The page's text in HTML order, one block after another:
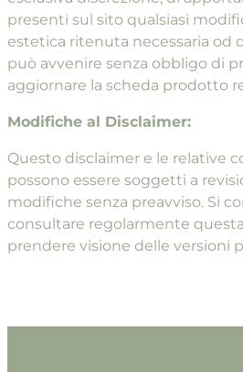
presenti sul sito qualsiasi
estetica ritenuta necessaria od
può avvenire senza obbligo di
aggiornare la scheda prodotto
Modifiche al Disclaimer:
Questo disclaimer e le relative
possono essere soggetti a
modifiche senza preavviso. Si
consultare regolarmente
prendere visione delle versioni